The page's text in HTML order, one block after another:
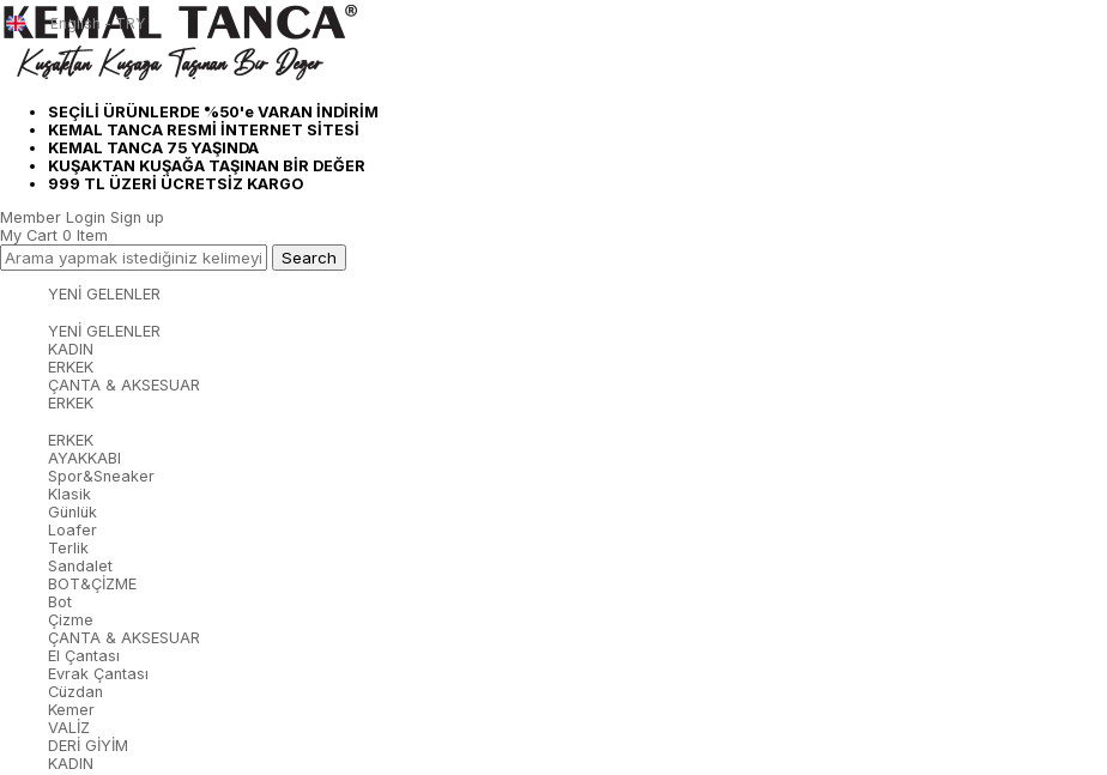
SEÇİLİ ÜRÜNLERDE %50'e VARAN İNDİRİM
KEMAL TANCA RESMİ İNTERNET SİTESİ
KEMAL TANCA 75 YAŞINDA
KUŞAKTAN KUŞAĞA TAŞINAN BİR DEĞER
999 TL ÜZERİ ÜCRETSİZ KARGO
English - TRY
Member Login Sign up
My Cart 0 Item
YENİ GELENLER
YENİ GELENLER
KADIN
ERKEK
ÇANTA & AKSESUAR
ERKEK
ERKEK
AYAKKABI
Spor&Sneaker
Klasik
Günlük
Loafer
Terlik
Sandalet
BOT&ÇİZME
Bot
Çizme
ÇANTA & AKSESUAR
El Çantası
Evrak Çantası
Cüzdan
Kemer
VALİZ
DERİ GİYİM
KADIN